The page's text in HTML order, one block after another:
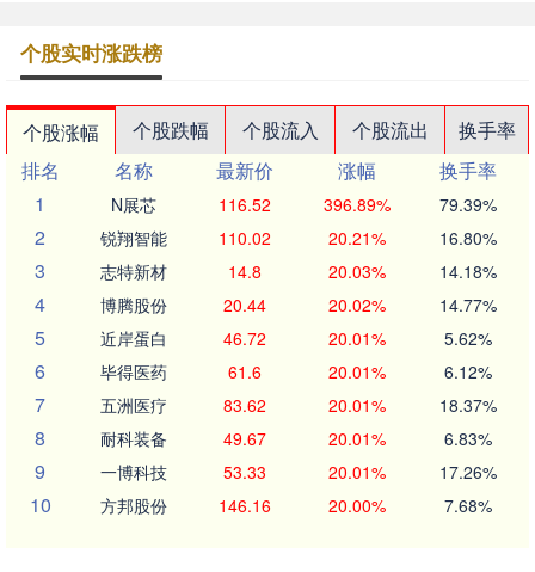
个股实时涨跌榜
个股涨幅 个股跌幅 个股流入 个股流出
换手率
排名
名称 最新价 涨幅
换手率
1
N展芯 116.52 396.89% 79.39%
2 锐翔智能 110.02 20.21% 16.80%
3 志特新材 14.8 20.03% 14.18%
4 博腾股份 20.44 20.02% 14.77%
5 近岸蛋白 46.72 20.01% 5.62%
6 毕得医药 61.6 20.01% 6.12%
7 五洲医疗 83.62 20.01% 18.37%
8 耐科装备 49.67 20.01% 6.83%
9 一博科技 53.33 20.01% 17.26%
10 方邦股份 146.16 20.00% 7.68%